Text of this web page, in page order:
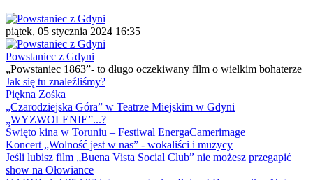
piątek, 05 stycznia 2024 16:35
Powstaniec z Gdyni
„Powstaniec 1863”- to długo oczekiwany film o wielkim bohaterze
Jak się tu znaleźliśmy?
Piękna Zośka
„Czarodziejska Góra” w Teatrze Miejskim w Gdyni
„WYZWOLENIE”...?
Święto kina w Toruniu – Festiwal EnergaCamerimage
Koncert „Wolność jest w nas” - wokaliści i muzycy
Jeśli lubisz film „Buena Vista Social Club” nie możesz przegapić
show na Ołowiance